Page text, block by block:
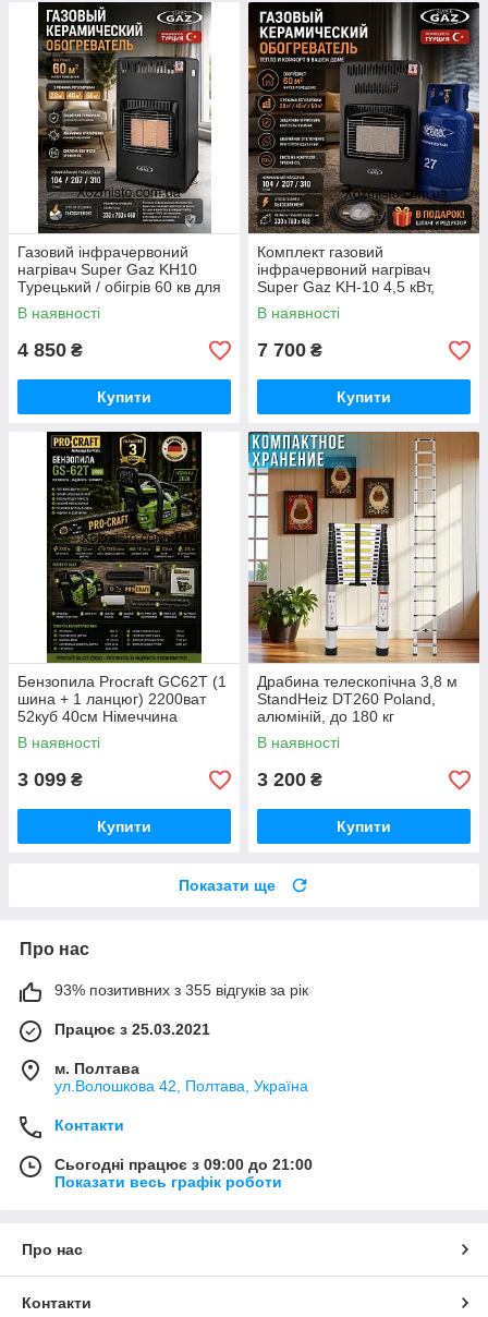
Газовий інфрачервоний
нагрівач Super Gaz KH10
Турецький / обігрів 60 кв для
домашнього використання
В наявності
4 850 ₴
Купити
Комплект газовий
інфрачервоний нагрівач
Super Gaz KH-10 4,5 кВт,
балон 27 л + редуктор +
шланг Туреччина
В наявності
7 700 ₴
Купити
Бензопила Proсraft GС62T (1
шина + 1 ланцюг) 2200ват
52куб 40см Німеччина
В наявності
3 099 ₴
Купити
Драбина телескопічна 3,8 м
StandHeiz DT260 Poland,
алюміній, до 180 кг
В наявності
3 200 ₴
Купити
Показати ще
Про нас
93% позитивних з 355 відгуків за рік
Працює з 25.03.2021
м. Полтава
ул.Волошкова 42, Полтава, Україна
Контакти
Сьогодні працює з 09:00 до 21:00
Показати весь графік роботи
Про нас
Контакти